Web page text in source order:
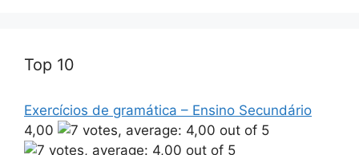
Top 10
Exercícios de gramática – Ensino Secundário
4,00